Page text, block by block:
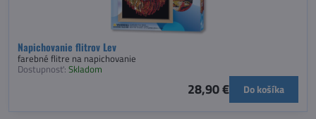
Napichovanie flitrov Lev
farebné flitre na napichovanie
Dostupnosť: Skladom
28,90 € Do košíka